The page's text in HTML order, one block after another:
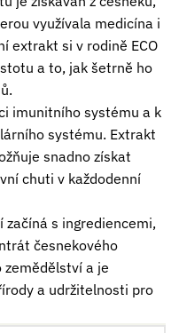
využívala medicína i
extrakt si v rodině ECO
a to, jak šetrně ho
imunitního systému a k
systému. Extrakt
snadno získat
chuti v každodenní
začíná s ingrediencemi,
česnekového
zemědělství a je
a udržitelnosti pro